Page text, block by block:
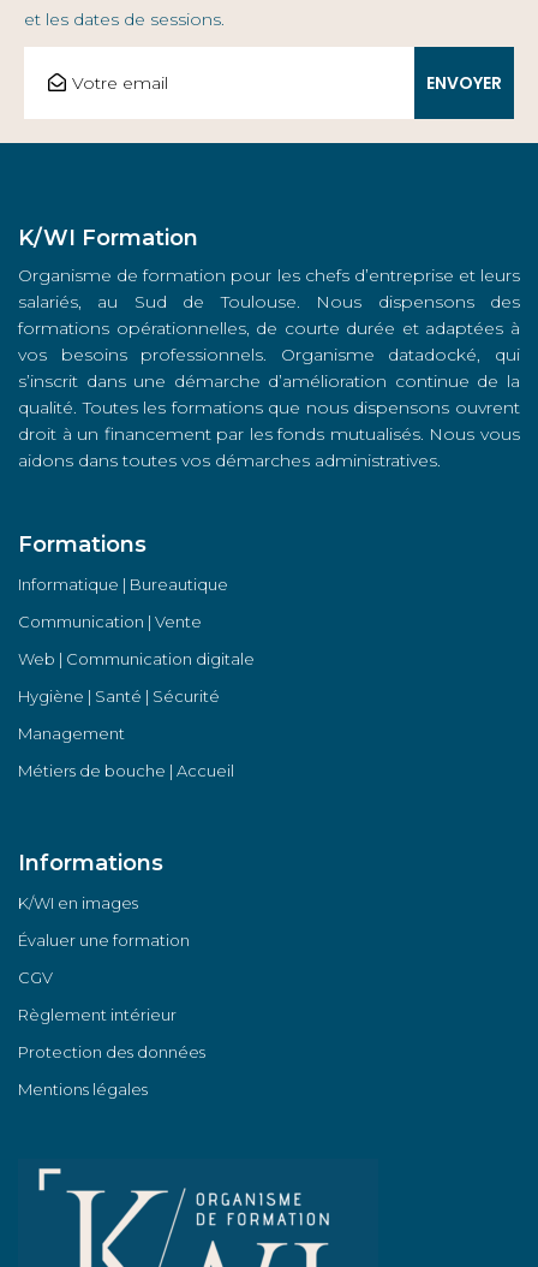
et les dates de sessions.
K/WI Formation
Organisme de formation pour les chefs d’entreprise et leurs
salariés, au Sud de Toulouse. Nous dispensons des
formations opérationnelles, de courte durée et adaptées à
vos besoins professionnels. Organisme datadocké, qui
s’inscrit dans une démarche d’amélioration continue de la
qualité. Toutes les formations que nous dispensons ouvrent
droit à un financement par les fonds mutualisés. Nous vous
aidons dans toutes vos démarches administratives.
Formations
Informatique | Bureautique
Communication | Vente
Web | Communication digitale
Hygiène | Santé | Sécurité
Management
Métiers de bouche | Accueil
Informations
K/WI en images
Évaluer une formation
CGV
Règlement intérieur
Protection des données
Mentions légales